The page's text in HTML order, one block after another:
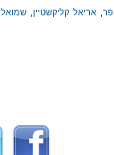
אריאל קליקשטיין שמואל